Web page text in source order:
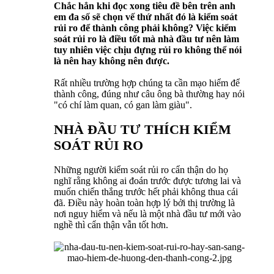
Chắc hẳn khi đọc xong tiêu đề bên trên anh
em đa số sẽ chọn vế thứ nhất đó là kiểm soát
rủi ro để thành công phải không? Việc kiểm
soát rủi ro là điều tốt mà nhà đầu tư nên làm
tuy nhiên việc chịu đựng rủi ro không thể nói
là nên hay không nên được.
Rất nhiều trường hợp chúng ta cần mạo hiểm để
thành công, đúng như câu ông bà thường hay nói
"có chí làm quan, có gan làm giàu".
NHÀ ĐẦU TƯ THÍCH KIỂM
SOÁT RỦI RO
Những người kiểm soát rủi ro cẩn thận do họ
nghĩ rằng không ai đoán trước được tương lai và
muốn chiến thắng trước hết phải không thua cái
đã. Điều này hoàn toàn hợp lý bởi thị trường là
nơi nguy hiểm và nếu là một nhà đầu tư mới vào
nghề thì cẩn thận vẫn tốt hơn.